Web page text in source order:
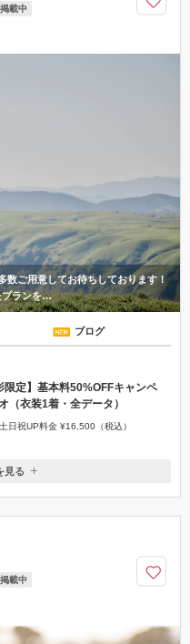
載中
数ご用意してお待ちしております！
プランを…
ブログ
限定】基本料50%OFFキャンペ
（衣装1着・全データ）
土日祝UP料金 ¥16,500（税込）
SAMURAI BLD.401
見る
載中